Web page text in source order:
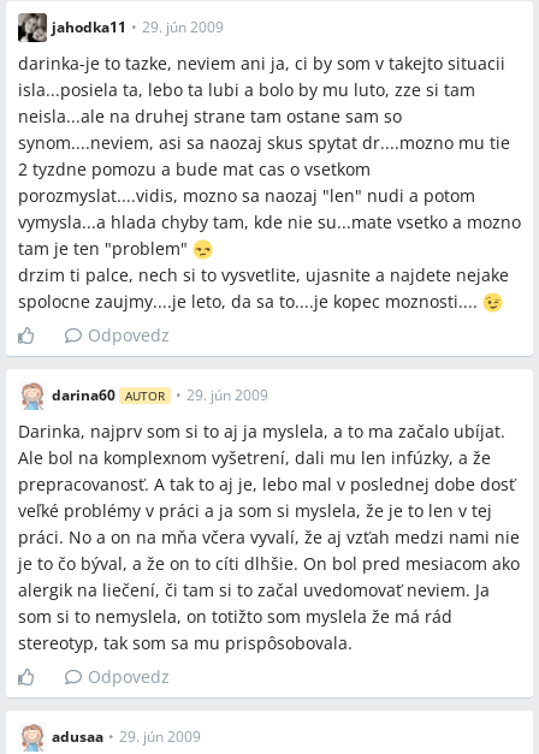
právne kroky alebo žiadať jasné rozhodnutie?
Aký je najbezpečnejší spôsob zisťovania dôkazov bez
zhoršenia rodinného prostredia?
Spomenuté značky a firmy
Paľba na Markíze, CK
Spomenuté produkty a metódy
antidepresíva, infúzky, lieky na spanie, výpisy hovorov z
mobilov, kontrola SMS/mobilov, žiadosť o rozvod, spoločenské
tance, kurz, sauna, predĺžený víkend bez detí, „okorenenie“
intímneho života (spodné prádlo), psychologická a
psychiatrická liečba, storno poplatok CK
Miesta a osoby
žiadne
jahodka11 • 29. jún 2009
darinka-je to tazke, neviem ani ja, ci by som v takejto situacii
isla...posiela ta, lebo ta lubi a bolo by mu luto, zze si tam
neisla...ale na druhej strane tam ostane sam so
synom....neviem, asi sa naozaj skus spytat dr....mozno mu tie
2 tyzdne pomozu a bude mat cas o vsetkom
porozmyslat....vidis, mozno sa naozaj "len" nudi a potom
vymysla...a hlada chyby tam, kde nie su...mate vsetko a mozno
tam je ten "problem"
drzim ti palce, nech si to vysvetlite, ujasnite a najdete nejake
spolocne zaujmy....je leto, da sa to....je kopec moznosti....
Odpovedz
darina60 AUTOR • 29. jún 2009
Darinka, najprv som si to aj ja myslela, a to ma začalo ubíjat.
Ale bol na komplexnom vyšetrení, dali mu len infúzky, a že
prepracovanosť. A tak to aj je, lebo mal v poslednej dobe dosť
veľké problémy v práci a ja som si myslela, že je to len v tej
práci. No a on na mňa včera vyvalí, že aj vzťah medzi nami nie
je to čo býval, a že on to cíti dlhšie. On bol pred mesiacom ako
alergik na liečení, či tam si to začal uvedomovať neviem. Ja
som si to nemyslela, on totižto som myslela že má rád
stereotyp, tak som sa mu prispôsobovala.
Odpovedz
adusaa • 29. jún 2009